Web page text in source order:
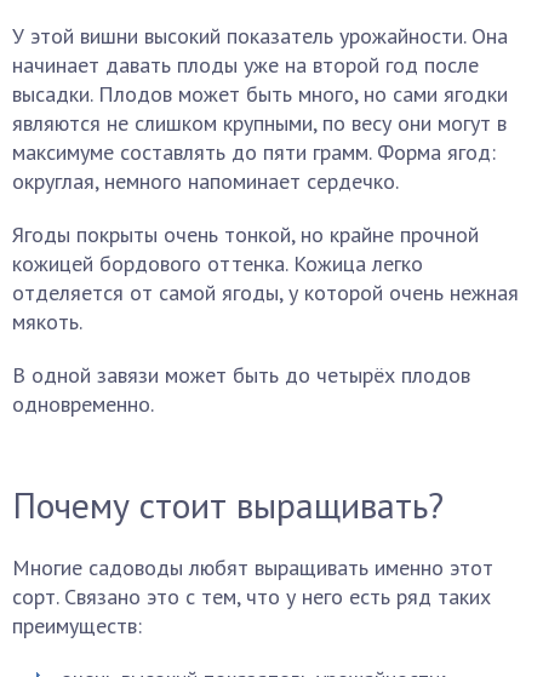
У этой вишни высокий показатель урожайности. Она
начинает давать плоды уже на второй год после
высадки. Плодов может быть много, но сами ягодки
являются не слишком крупными, по весу они могут в
максимуме составлять до пяти грамм. Форма ягод:
округлая, немного напоминает сердечко.
Ягоды покрыты очень тонкой, но крайне прочной
кожицей бордового оттенка. Кожица легко
отделяется от самой ягоды, у которой очень нежная
мякоть.
В одной завязи может быть до четырёх плодов
одновременно.
Почему стоит выращивать?
Многие садоводы любят выращивать именно этот
сорт. Связано это с тем, что у него есть ряд таких
преимуществ: